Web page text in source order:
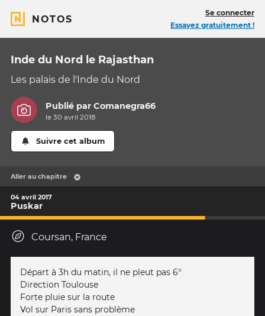
NOTOS
Se connecter
Essayez gratuitement !
Inde du Nord le Rajasthan
Les palais de l'Inde du Nord
Publié parComanegra66
le 30 avril 2018
Suivre cet album
Aller au chapitre
04 avril 2017
Puskar
Coursan, France
Départ à 3h du matin, il ne pleut pas 6°
Direction Toulouse
Forte pluie sur la route
Vol sur Paris sans problème